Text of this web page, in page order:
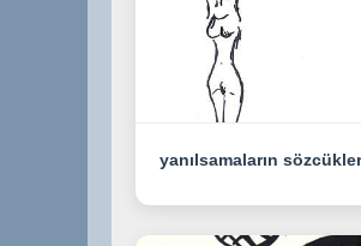
yanılsamaların